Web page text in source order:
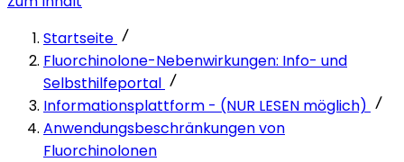
Startseite
Fluorchinolone-Nebenwirkungen: Info- und
Selbsthilfeportal
Informationsplattform - (NUR LESEN möglich)
Anwendungsbeschränkungen von
Fluorchinolonen